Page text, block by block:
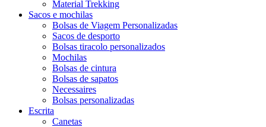
Material Trekking
Sacos e mochilas
Bolsas de Viagem Personalizadas
Sacos de desporto
Bolsas tiracolo personalizados
Mochilas
Bolsas de cintura
Bolsas de sapatos
Necessaires
Bolsas personalizadas
Escrita
Canetas